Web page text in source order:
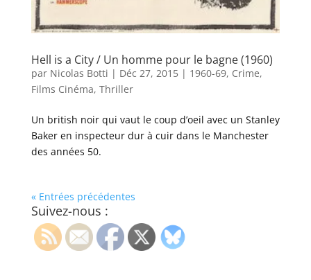
Hell is a City / Un homme pour le bagne (1960)
par Nicolas Botti | Déc 27, 2015| 1960-69, Crime,
Films Cinéma, Thriller
Un british noir qui vaut le coup d’oeil avec un Stanley
Baker en inspecteur dur à cuir dans le Manchester
des années 50.
« Entrées précédentes
Suivez-nous :